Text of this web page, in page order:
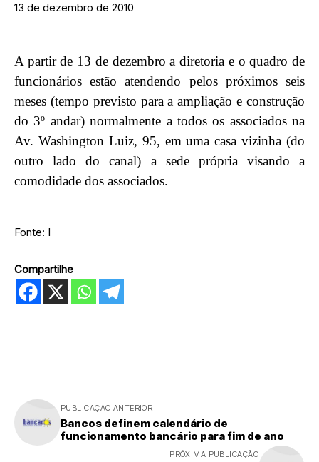
13 de dezembro de 2010
A partir de 13 de dezembro a diretoria e o quadro de
funcionários estão atendendo pelos próximos seis
meses (tempo previsto para a ampliação e construção
do 3º andar) normalmente a todos os associados na
Av. Washington Luiz, 95, em uma casa vizinha (do
outro lado do canal) a sede própria visando a
comodidade dos associados.
Fonte: I
Compartilhe
PUBLICAÇÃO ANTERIOR
Bancos definem calendário de
funcionamento bancário para fim de ano
PRÓXIMA PUBLICAÇÃO